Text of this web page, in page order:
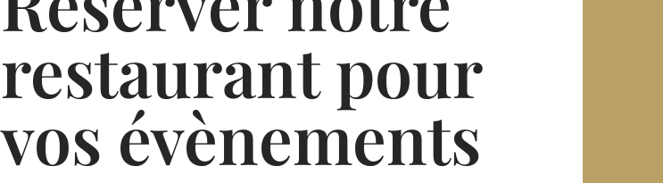
restaurant pour
vos évènements